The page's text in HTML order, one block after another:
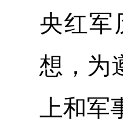
央红军
想，为
上和